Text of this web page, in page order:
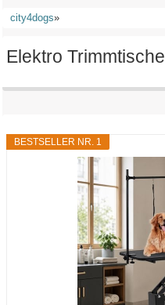
city4dogs»
Elektro Trimmtische
BESTSELLER NR. 1